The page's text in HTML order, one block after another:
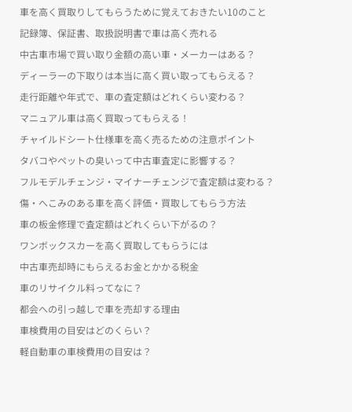
車を高く買取りしてもらうために覚えておきたい10のこと
記録簿、保証書、取扱説明書で車は高く売れる
中古車市場で買い取り金額の高い車・メーカーはある？
ディーラーの下取りは本当に高く買い取ってもらえる？
走行距離や年式で、車の査定額はどれくらい変わる？
マニュアル車は高く買取ってもらえる！
チャイルドシート仕様車を高く売るための注意ポイント
タバコやペットの臭いって中古車査定に影響する？
フルモデルチェンジ・マイナーチェンジで査定額は変わる？
傷・へこみのある車を高く評価・買取してもらう方法
車の板金修理で査定額はどれくらい下がるの？
ワンボックスカーを高く買取してもらうには
中古車売却時にもらえるお金とかかる税金
車のリサイクル料ってなに？
都会への引っ越しで車を売却する理由
車検費用の目安はどのくらい？
軽自動車の車検費用の目安は？